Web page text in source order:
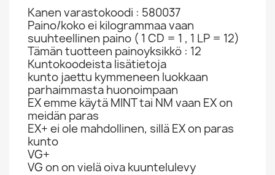
Kanen varastokoodi : 580037
Paino/koko ei kilogrammaa vaan
suuhteellinen paino ( 1 CD = 1 , 1 LP = 12)
Tämän tuotteen painoyksikkö : 12
Kuntokoodeista lisätietoja
kunto jaettu kymmeneen luokkaan
parhaimmasta huonoimpaan
EX emme käytä MINT tai NM vaan EX on
meidän paras
EX+ ei ole mahdollinen, sillä EX on paras
kunto
VG+
VG on on vielä oiva kuuntelulevy